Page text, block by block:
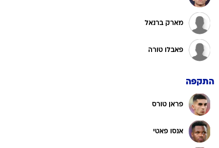
מארק ברנאל
פאבלו טורה
התקפה
פראן טורס
אנסו פאטי